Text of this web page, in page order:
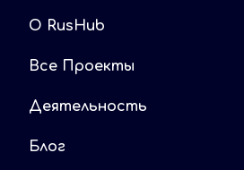
O RusHub
Все Проекты
Деятельность
Блог